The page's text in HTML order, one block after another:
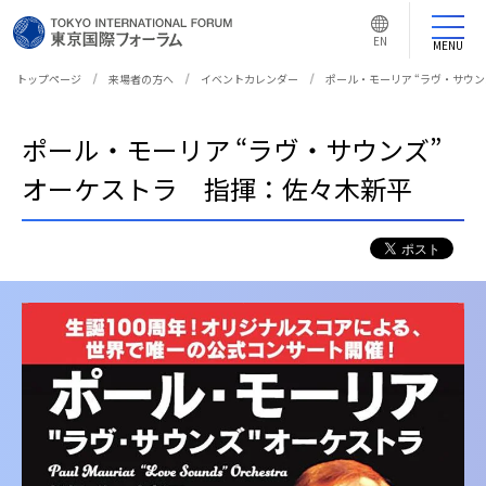
言
語
切
え
ボ
EN MENU
トップページ 来場者の方へ イベントカレンダー ポール・モーリア “ラヴ・サウ
ポール・モーリア “ラヴ・サウンズ”
オーケストラ 指揮：佐々木新平